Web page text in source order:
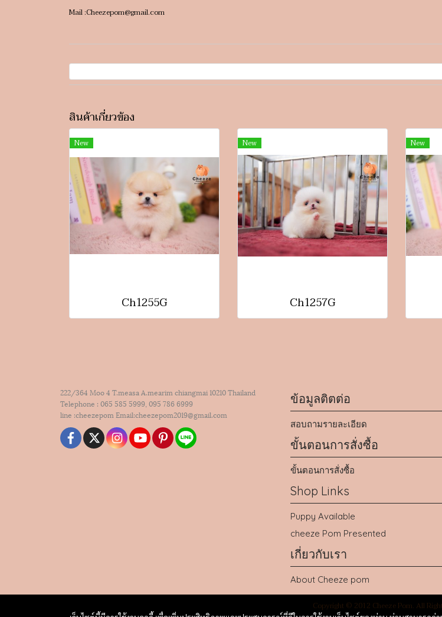
Mail :Cheezepom@gmail.com
สินค้าเกี่ยวข้อง
New
Ch1255G
New
Ch1257G
New
222/364 Moo 4 T.measa A.mearim chiangmai 10210 Thailand
Telephone : 065 585 5999, 095 786 6999
line :cheezepom Email:cheezepom2019@gmail.com
ข้อมูลติตต่อ
สอบถามรายละเอียด
ขั้นตอนการสั่งซื้อ
ขั้นตอนการสั่งซื้อ
Shop Links
Puppy Available
cheeze Pom Presented
เกี่ยวกับเรา
About Cheeze pom
Copyright © 2012 Cheeze Pom. All